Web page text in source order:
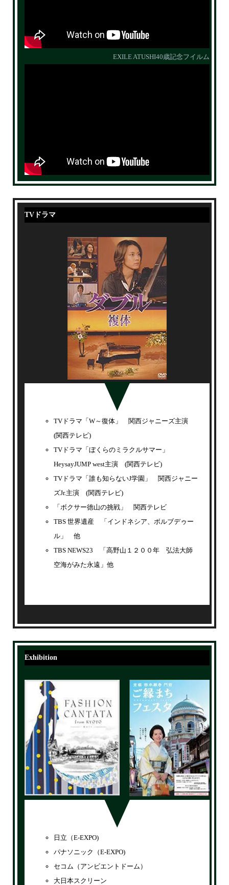
EXILE ATUSHI40歳記念フイルム
TVドラマ
TVドラマ「W～復体」 関西ジャニーズ主演
(関西テレビ)
TVドラマ「ぼくらのミラクルサマー」
HeysayJUMP west主演 (関西テレビ)
TVドラマ「誰も知らないJ学園」 関西ジャニー
ズJr.主演 (関西テレビ)
「ボクサー徳山の挑戦」 関西テレビ
TBS 世界遺産 「インドネシア、ボルブデゥー
ル」 他
TBS NEWS23 「高野山１２００年 弘法大師
空海がみた永遠」他
Exhibition
日立（E-EXPO)
パナソニック（E-EXPO)
セコム（アンビエントドーム）
大日本スクリーン